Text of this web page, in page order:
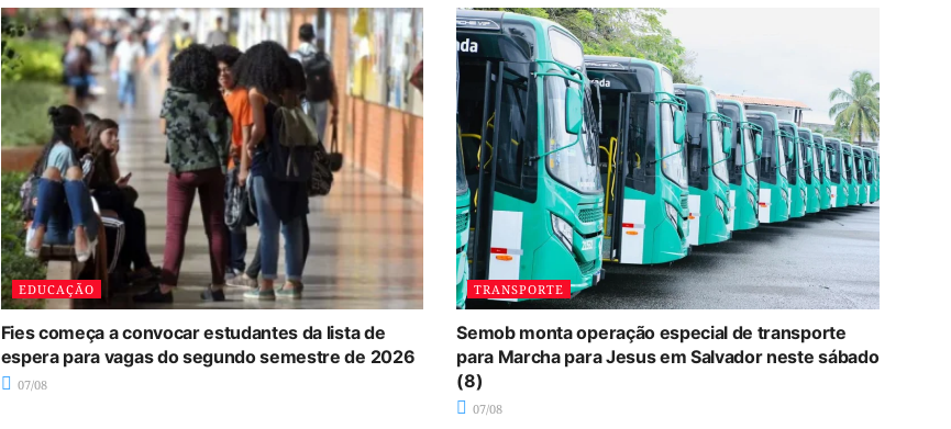
EDUCAÇÃO
Fies começa a convocar estudantes da lista de
espera para vagas do segundo semestre de 2026
07/08
TRANSPORTE
Semob monta operação especial de transporte
para Marcha para Jesus em Salvador neste sábado
(8)
07/08